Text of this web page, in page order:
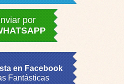
por
en Facebook
Fantásticas